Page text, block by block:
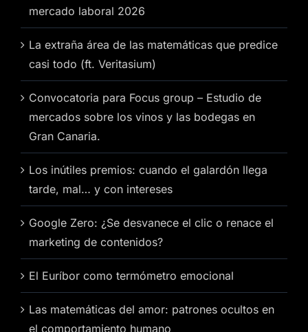
mercado laboral 2026
La extraña área de las matemáticas que predice
casi todo (ft. Veritasium)
Convocatoria para Focus group – Estudio de
mercados sobre los vinos y las bodegas en
Gran Canaria.
Los inútiles premios: cuando el galardón llega
tarde, mal… y con intereses
Google Zero: ¿Se desvanece el clic o renace el
marketing de contenidos?
El Euríbor como termómetro emocional
Las matemáticas del amor: patrones ocultos en
el comportamiento humano